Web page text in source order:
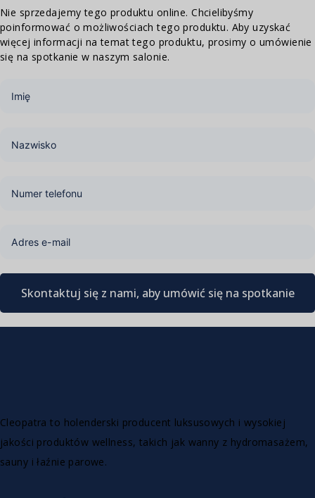
Nie sprzedajemy tego produktu online. Chcielibyśmy
poinformować o możliwościach tego produktu. Aby uzyskać
więcej informacji na temat tego produktu, prosimy o umówienie
się na spotkanie w naszym salonie.
Skontaktuj się z nami, aby umówić się na spotkanie
Cleopatra to holenderski producent luksusowych i wysokiej
jakości produktów wellness, takich jak wanny z hydromasażem,
sauny i łaźnie parowe.